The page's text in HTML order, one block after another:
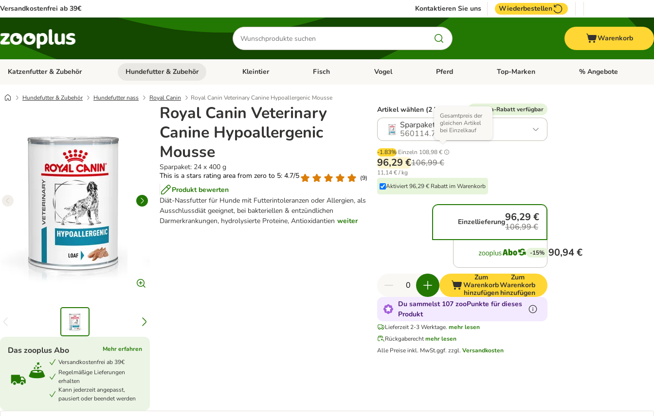
Versandkostenfrei ab 39€ Kontaktieren Sie uns Wiederbestellen
Produkte
suchen
Warenkorb
Katzenfutter & Zubehör Kategorie-Menü öffnen: Katzenfutter & Zubehör
Hundefutter & Zubehör Kategorie-Menü öffnen: Hundefutter & Zubehör
Kleintier Kategorie-Menü öffnen: Kleintier
Fisch Kategorie-Menü öffnen: Fisch
Vogel Kategorie-Menü öffnen: Vogel
Pferd Kategorie-Menü öffnen: Pferd
Top-Marken Kategorie-Menü öffnen:
% Angebote
Hundefutter & Zubehör Hundefutter nass Royal Canin Royal Canin Veterinary Canine Hypoallergenic Mousse
Royal Canin Veterinary
Canine Hypoallergenic
Mousse
Sparpaket: 24 x 400 g
This is a stars rating area from zero to 5: 4.7/5
(9)
Produkt bewerten
Diät-Nassfutter für Hunde mit Futterintoleranzen oder Allergien, als
Ausschlussdiät geeignet, bei bakteriellen & entzündlichen
Darmerkrankungen, hydrolysierte Proteine, Antioxidantien weiter
Das zooplus Abo
Mehr erfahren
Versandkostenfrei ab 39€
Regelmäßige Lieferungen
erhalten
Kann jederzeit angepasst,
pausiert oder beendet werden
Artikel wählen (2 Varianten) % Extra-Rabatt verfügbar
Sparpaket: 24 x 400 g
560114.7
-1.83% Einzeln 108,98 €
Gesamtpreis der
gleichen Artikel
bei Einzelkauf
106,99 €
96,29 €
11,14 € / kg
Aktiviert 96,29 € Rabatt im Warenkorb
Einzellieferung106,99 €
96,29 €
-15% 90,94 €
Zum
Warenkorb
hinzufügen
Zum
Warenkorb
hinzufügen
Du sammelst 107 zooPunkte für dieses
Produkt
Lieferzeit 2-3 Werktage. mehr lesen
Rückgaberechtmehr lesen
Alle Preise inkl. MwSt.ggf. zzgl.Versandkosten